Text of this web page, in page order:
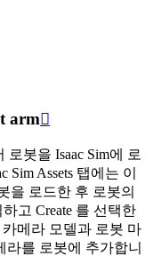
arm
봇을 Isaac Sim에 로
Sim Assets 탭에는 이
을 로드한 후 로봇의
고 Create 를 선택한
메라 모델과 로봇 마
라를 로봇에 추가합니